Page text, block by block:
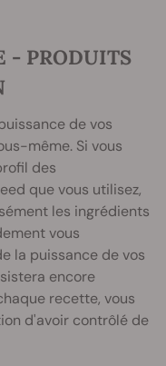
- PRODUITS
de vos
même. Si vous
des
que vous utilisez,
les ingrédients
vous
la puissance de vos
encore
recette, vous
d'avoir contrôlé de